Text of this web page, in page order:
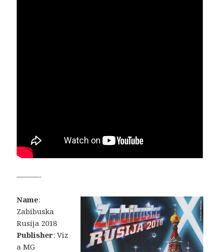
———-
Name:
Zabibuska
Rusija 2018
Publisher: Viz
a MG